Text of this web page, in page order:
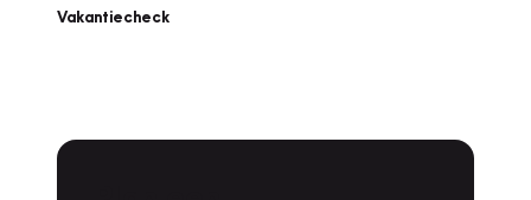
Vakantiecheck